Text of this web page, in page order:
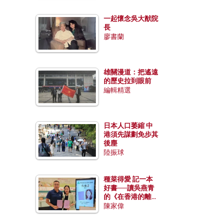
一起懷念吳大猷院
長
廖書蘭
雄關漫道：把遙遠
的歷史拉到眼前
編輯精選
日本人口萎縮 中
港須先謀劃免步其
後塵
陸振球
種菜得愛 記一本
好書──讀吳燕青
的《在香港的離島
種菜》
陳家偉